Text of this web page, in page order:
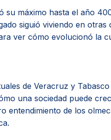
su máximo hasta el año
siguió viviendo en
ver cómo evolucionó la
de Veracruz y Tabasco
una sociedad puede
entendimiento de los